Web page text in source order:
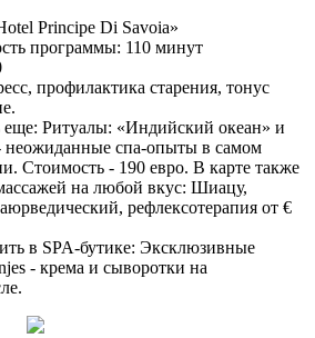
Principe Di Savoia»
программы: 110 минут
профилактика старения, тонус
еще: Ритуалы: «Индийский океан» и
спа-опыты в самом
Стоимость - 190 евро. В карте также
на любой вкус: Шиацу,
рефлексотерапия от €
в SPA-бутике: Эксклюзивные
- крема и сыворотки на